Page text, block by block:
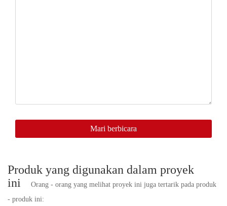
Mari berbicara
Produk yang digunakan dalam proyek
ini
Orang - orang yang melihat proyek ini juga tertarik pada produk
- produk ini: